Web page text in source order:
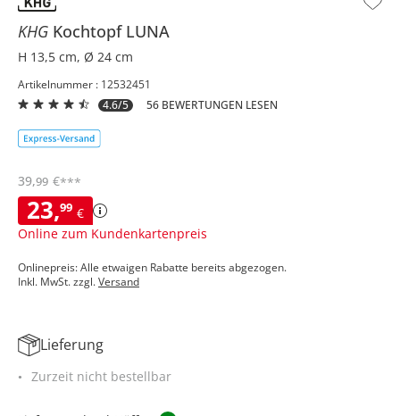
KHG Kochtopf LUNA
H 13,5 cm, Ø 24 cm
Artikelnummer : 12532451
4.6/5
56 BEWERTUNGEN LESEN
23,99 €
Online zum Kundenkartenpreis
39,99 €***
Onlinepreis: Alle etwaigen Rabatte bereits abgezogen.
Inkl. MwSt. zzgl.Versand
Lieferung
Zurzeit nicht bestellbar